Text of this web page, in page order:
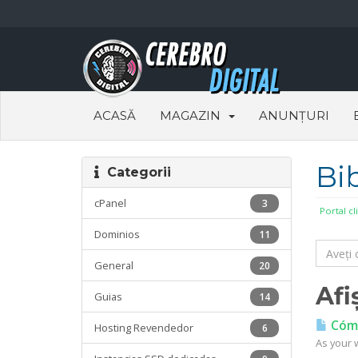
ACASĂ MAGAZIN ANUNȚURI
Portal
Categorii
3
cPanel
11
Dominios
20
General
14
Guias
6
Hosting Revendedor
As your